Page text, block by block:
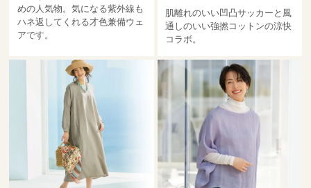
めの人気物。気になる紫外線も
ハネ返してくれる才色兼備ウェ
アです。
肌離れのいい凹凸サッカーと風
通しのいい強撚コットンの涼快
コラボ。